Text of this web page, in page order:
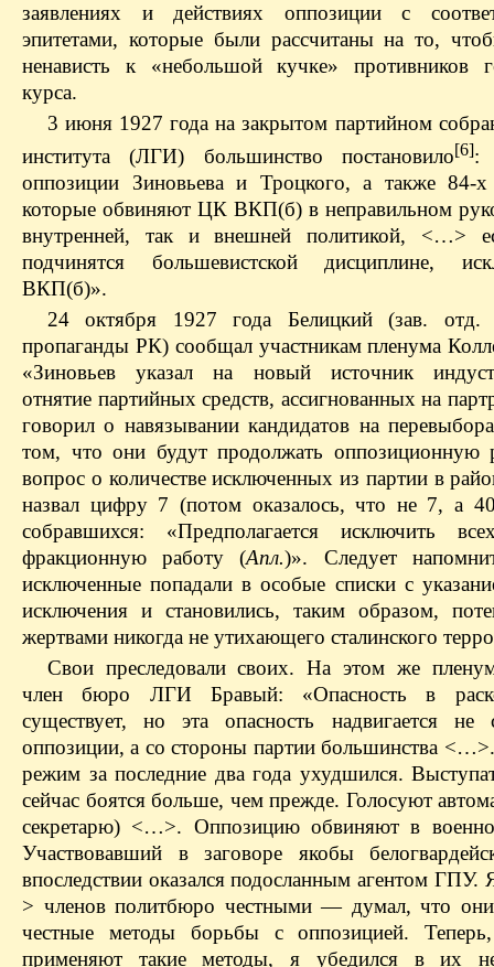
заявлениях и действиях оппозиции с
эпитетами, которые были рассчитаны на то,
ненависть к «небольшой кучке» противников
курса.
3 июня 1927 года на закрытом партийном
института (ЛГИ) большинство постановило[6]:
оппозиции Зиновьева и Троцкого, а также
которые обвиняют ЦК ВКП(б) в неправильном
внутренней, так и внешней политикой, <…>
подчинятся большевистской дисциплине,
ВКП(б)».
24 октября 1927 года Белицкий (зав. отд.
пропаганды РК) сообщал участникам пленума
«Зиновьев указал на новый источник
отнятие партийных средств, ассигнованных на
говорил о навязывании кандидатов на
том, что они будут продолжать оппозиционную
вопрос о количестве исключенных из партии в
назвал цифру 7 (потом оказалось, что не 7, а
собравшихся: «Предполагается исключить
фракционную работу (Апл.)». Следует
исключенные попадали в особые списки с
исключения и становились, таким образом,
жертвами никогда не утихающего сталинского
Свои преследовали своих. На этом же
член бюро ЛГИ Бравый: «Опасность в
существует, но эта опасность надвигается не
оппозиции, а со стороны партии большинства
режим за последние два года ухудшился.
сейчас боятся больше, чем прежде. Голосуют
секретарю) <…>. Оппозицию обвиняют в
Участвовавший в заговоре якобы
впоследствии оказался подосланным агентом
> членов политбюро честными — думал, что
честные методы борьбы с оппозицией.
применяют такие методы, я убедился в их